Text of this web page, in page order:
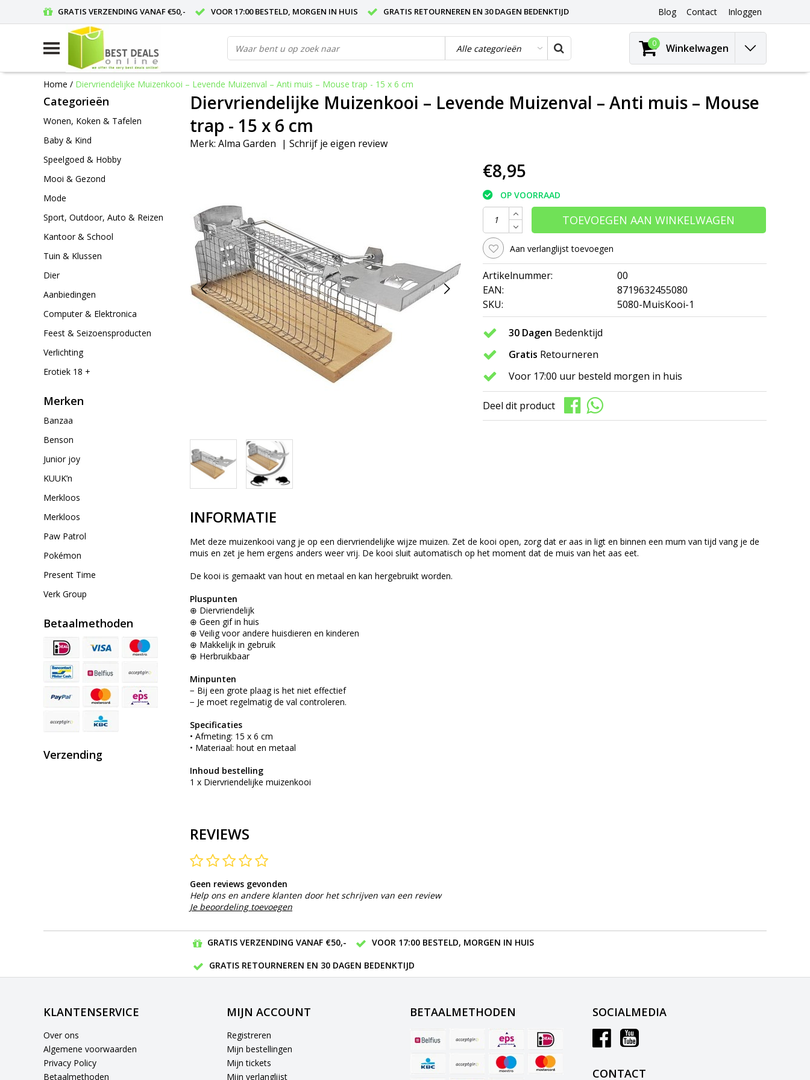
GRATIS VERZENDING VANAF €50,- VOOR 17:00 BESTELD, MORGEN IN HUIS GRATIS RETOURNEREN EN 30 DAGEN BEDENKTIJD Blog Contact Inloggen
0 Winkelwagen
Home / Diervriendelijke Muizenkooi – Levende Muizenval – Anti muis – Mouse trap - 15 x 6 cm
Categorieën
Wonen, Koken & Tafelen
Baby & Kind
Speelgoed & Hobby
Mooi & Gezond
Mode
Sport, Outdoor, Auto & Reizen
Kantoor & School
Tuin & Klussen
Dier
Aanbiedingen
Computer & Elektronica
Feest & Seizoensproducten
Verlichting
Erotiek 18 +
Merken
Banzaa
Benson
Junior joy
KUUK’n
Merkloos
Merkloos
Paw Patrol
Pokémon
Present Time
Verk Group
Betaalmethoden
Verzending
Diervriendelijke Muizenkooi – Levende Muizenval – Anti muis – Mouse
trap - 15 x 6 cm
Merk: Alma Garden | Schrijf je eigen review
€8,95
OP VOORRAAD
TOEVOEGEN AAN WINKELWAGEN
Aan verlanglijst toevoegen
Artikelnummer:
00
EAN:
8719632455080
SKU:
5080-MuisKooi-1
30 Dagen Bedenktijd
Gratis Retourneren
Voor 17:00 uur besteld morgen in huis
Deel dit product
INFORMATIE
Met deze muizenkooi vang je op een diervriendelijke wijze muizen. Zet de kooi open, zorg dat er aas in ligt en binnen een mum van tijd vang je de
muis en zet je hem ergens anders weer vrij. De kooi sluit automatisch op het moment dat de muis van het aas eet.
De kooi is gemaakt van hout en metaal en kan hergebruikt worden.
Pluspunten
⊕ Diervriendelijk
⊕ Geen gif in huis
⊕ Veilig voor andere huisdieren en kinderen
⊕ Makkelijk in gebruik
⊕ Herbruikbaar
Minpunten
− Bij een grote plaag is het niet effectief
− Je moet regelmatig de val controleren.
Specificaties
• Afmeting: 15 x 6 cm
• Materiaal: hout en metaal
Inhoud bestelling
1 x Diervriendelijke muizenkooi
REVIEWS
Geen reviews gevonden
Help ons en andere klanten door het schrijven van een review
Je beoordeling toevoegen
GRATIS VERZENDING VANAF €50,-
VOOR 17:00 BESTELD, MORGEN IN HUIS
GRATIS RETOURNEREN EN 30 DAGEN BEDENKTIJD
KLANTENSERVICE
Over ons
Algemene voorwaarden
Privacy Policy
Betaalmethoden
MIJN ACCOUNT
Registreren
Mijn bestellingen
Mijn tickets
Mijn verlanglijst
BETAALMETHODEN SOCIALMEDIA
CONTACT